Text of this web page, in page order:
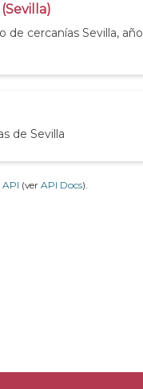
de cercanías Sevilla, año
de Sevilla
API (ver API Docs).